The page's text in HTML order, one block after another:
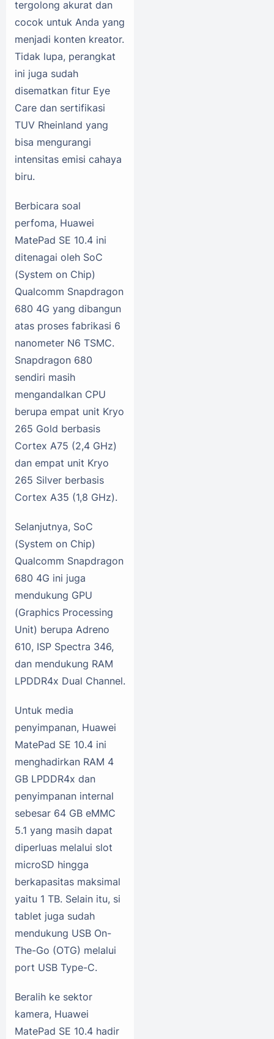
tergolong akurat dan
cocok untuk Anda yang
menjadi konten kreator.
Tidak lupa, perangkat
ini juga sudah
disematkan fitur Eye
Care dan sertifikasi
TUV Rheinland yang
bisa mengurangi
intensitas emisi cahaya
biru.
Berbicara soal
perfoma, Huawei
MatePad SE 10.4 ini
ditenagai oleh SoC
(System on Chip)
Qualcomm Snapdragon
680 4G yang dibangun
atas proses fabrikasi 6
nanometer N6 TSMC.
Snapdragon 680
sendiri masih
mengandalkan CPU
berupa empat unit Kryo
265 Gold berbasis
Cortex A75 (2,4 GHz)
dan empat unit Kryo
265 Silver berbasis
Cortex A35 (1,8 GHz).
Selanjutnya, SoC
(System on Chip)
Qualcomm Snapdragon
680 4G ini juga
mendukung GPU
(Graphics Processing
Unit) berupa Adreno
610, ISP Spectra 346,
dan mendukung RAM
LPDDR4x Dual Channel.
Untuk media
penyimpanan, Huawei
MatePad SE 10.4 ini
menghadirkan RAM 4
GB LPDDR4x dan
penyimpanan internal
sebesar 64 GB eMMC
5.1 yang masih dapat
diperluas melalui slot
microSD hingga
berkapasitas maksimal
yaitu 1 TB. Selain itu, si
tablet juga sudah
mendukung USB On-
The-Go (OTG) melalui
port USB Type-C.
Beralih ke sektor
kamera, Huawei
MatePad SE 10.4 hadir